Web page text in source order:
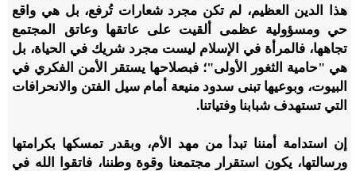
هذا الدين العظيم، لم تكن مجرد شعارات تُرفع، بل هي واقع
حي ومسؤولية عظمى ألقيت على عاتقها وعاتق المجتمع
تجاهها، فالمرأة في الإسلام ليست مجرد شريك في الحياة، بل
هي "حامية الثغور الأولى"؛ فبصلاحها يستقر الأمن الفكري في
البيوت، وبوعيها تبنى سدود منيعة أمام سيل الفتن والانحرافات
التي تستهدف شبابنا وفتياتنا.
إن استدامة أمننا تبدأ من مهد الأم، وبقدر تمسكها بكرامتها
ورسالتها، يكون استقرار مجتمعنا وقوة وطننا، فاتقوا الله في